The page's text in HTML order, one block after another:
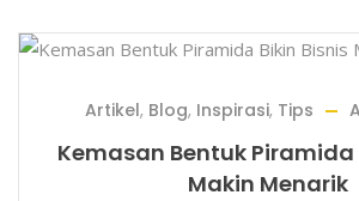
Artikel, Blog, Inspirasi, Tips
Kemasan Bentuk Piramida
Makin Menarik